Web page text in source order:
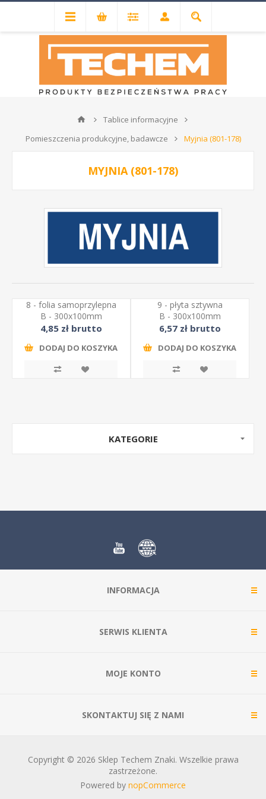
Tablice informacyjne
Pomieszczenia produkcyjne, badawcze
Myjnia (801-178)
MYJNIA (801-178)
8 - folia samoprzylepna
B - 300x100mm
4,85 zł brutto
DODAJ DO KOSZYKA
9 - płyta sztywna
B - 300x100mm
6,57 zł brutto
DODAJ DO KOSZYKA
KATEGORIE
INFORMACJA
SERWIS KLIENTA
MOJE KONTO
SKONTAKTUJ SIĘ Z NAMI
Copyright © 2026 Sklep Techem Znaki. Wszelkie prawa
zastrzeżone.
Powered by nopCommerce